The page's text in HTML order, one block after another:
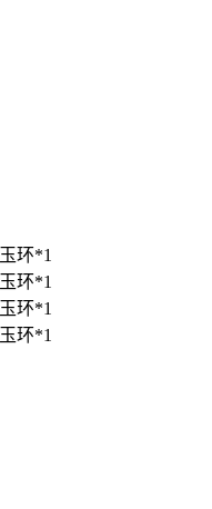
玉环*1
玉环*1
玉环*1
玉环*1